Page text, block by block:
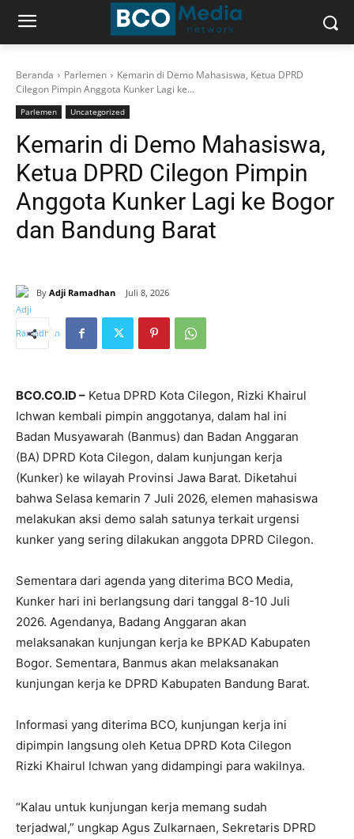
Beranda Parlemen
Kemarin di Demo Mahasiswa, Ketua DPRD
Cilegon Pimpin Anggota Kunker Lagi ke...
Parlemen Uncategorized
Kemarin di Demo Mahasiswa,
Ketua DPRD Cilegon Pimpin
Anggota Kunker Lagi ke Bogor
dan Bandung Barat
By Adji Ramadhan Juli 8, 2026
BCO.CO.ID – Ketua DPRD Kota Cilegon, Rizki Khairul
Ichwan kembali pimpin anggotanya, dalam hal ini
Badan Musyawarah (Banmus) dan Badan Anggaran
(BA) DPRD Kota Cilegon, dalam kunjungan kerja
(Kunker) ke wilayah Provinsi Jawa Barat. Diketahui
bahwa Selasa kemarin 7 Juli 2026, elemen mahasiswa
melakukan aksi demo salah satunya terkait urgensi
kunker yang sering dilakukan anggota DPRD Cilegon.
Sementara dari agenda yang diterima BCO Media,
Kunker hari ini berlangsung dari tanggal 8-10 Juli
2026. Agendanya, Badang Anggaran akan
melaksanakan kunjungan kerja ke BPKAD Kabupaten
Bogor. Sementara, Banmus akan melaksanakan
kunjungan kerja ke DPRD Kabupaten Bandung Barat.
Informasi yang diterima BCO, kunjungan kerja ini
dipimpin langsung oleh Ketua DPRD Kota Cilegon
Rizki Khairul Ichwan yang didampingi para wakilnya.
“Kalau untuk kunjungan kerja memang sudah
terjadwal,” ungkap Agus Zulkarnaen, Sekretaris DPRD